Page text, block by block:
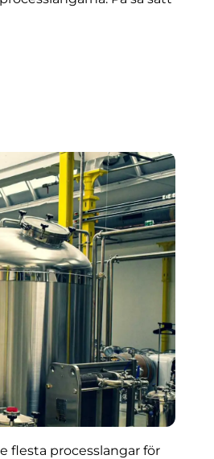
flesta processlangar för